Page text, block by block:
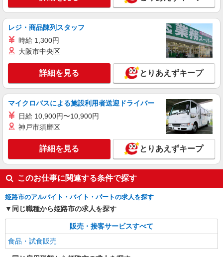
レジ・商品陳列スタッフ
時給 1,300円
大阪市中央区
詳細を見る とりあえずキープ
マイクロバスによる施設利用者送迎ドライバー
日給 10,900円〜10,900円
神戸市須磨区
詳細を見る とりあえずキープ
このお仕事に関連する条件で探す
姫路市のアルバイト・バイト・パートの求人を探す
同じ職種から姫路市の求人を探す
販売・接客サービスすべて
食品・試食販売